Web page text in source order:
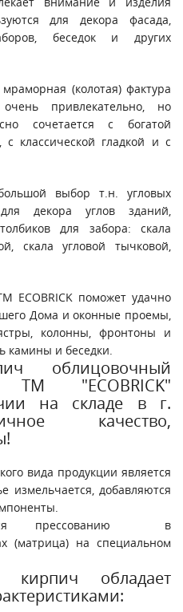
для декора фасада,
беседок и других
(колотая) фактура
привлекательно, но
сочетается с богатой
с классической гладкой и с
выбор т.н. угловых
декора углов зданий,
для забора: скала
скала угловой тычковой,
ECOBRICK поможет удачно
Дома и оконные проемы,
колонны, фронтоны и
камины и беседки.
облицовочный
ТМ "ECOBRICK"
на складе в г.
качество,
вида продукции является
измельчается, добавляются
прессованию в
(матрица) на специальном
кирпич обладает